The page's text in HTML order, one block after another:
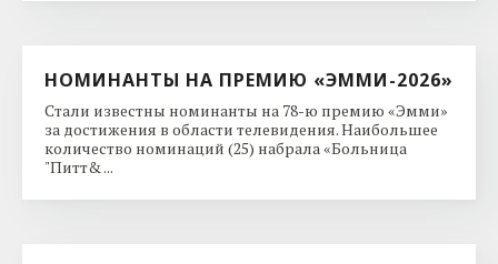
НОМИНАНТЫ НА ПРЕМИЮ «ЭММИ-2026»
Стали известны номинанты на 78-ю премию «Эмми»
за достижения в области телевидения. Наибольшее
количество номинаций (25) набрала «Больница
"Питт& ...